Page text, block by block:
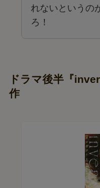
れないというの
ろ！
ドラマ後半『
作